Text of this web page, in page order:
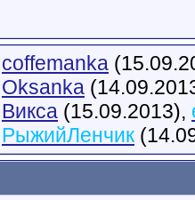
coffemanka
Oksanka
Викса (15.09.2013),
РыжийЛенчик